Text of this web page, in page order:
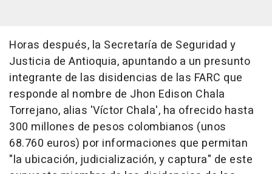
Horas después, la Secretaría de Seguridad y
Justicia de Antioquia, apuntando a un presunto
integrante de las disidencias de las FARC que
responde al nombre de Jhon Edison Chala
Torrejano, alias 'Víctor Chala', ha ofrecido hasta
300 millones de pesos colombianos (unos
68.760 euros) por informaciones que permitan
"la ubicación, judicialización, y captura" de este